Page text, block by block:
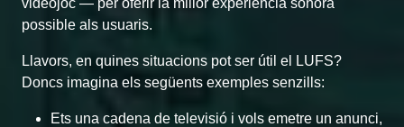
videojoc — per oferir la millor experiència sonora
possible als usuaris.
Llavors, en quines situacions pot ser útil el LUFS?
Doncs imagina els següents exemples senzills:
Ets una cadena de televisió i vols emetre un anunci,